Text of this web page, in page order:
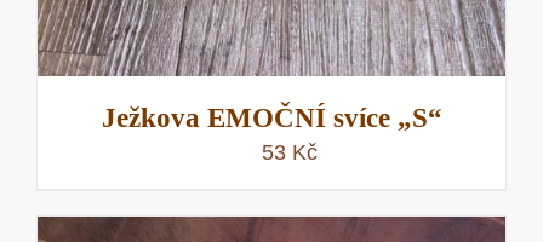
Ježkova EMOČNÍ svíce „S“
53 Kč